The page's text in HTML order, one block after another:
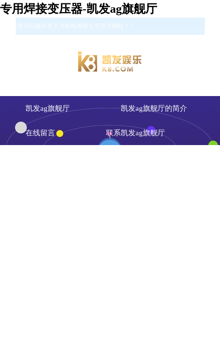
专用焊接变压器-凯发ag旗舰厅
您好欢迎访问扬州市天力机电有限公司官方网站！！
凯发ag旗舰厅 凯发ag旗舰厅的简介
在线留言 联系凯发ag旗舰厅